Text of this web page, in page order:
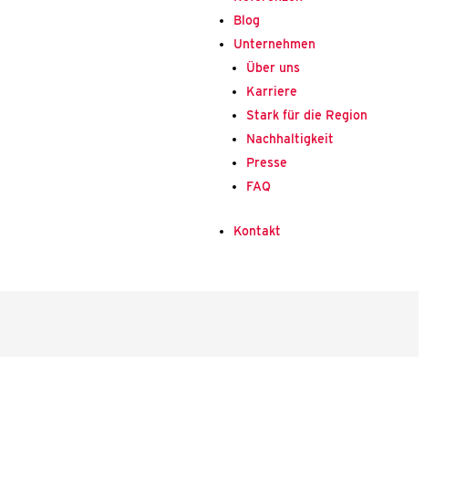
Blog
Unter­neh­men
Über uns
Kar­rie­re
Stark für die Regi­on
Nach­hal­tig­keit
Pres­se
FAQ
Kon­takt